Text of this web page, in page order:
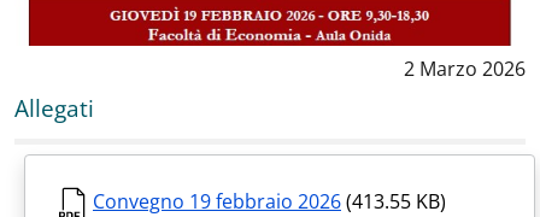
Data notizia:
2 Marzo 2026
Allegati
Convegno 19 febbraio 2026(413.55 KB)